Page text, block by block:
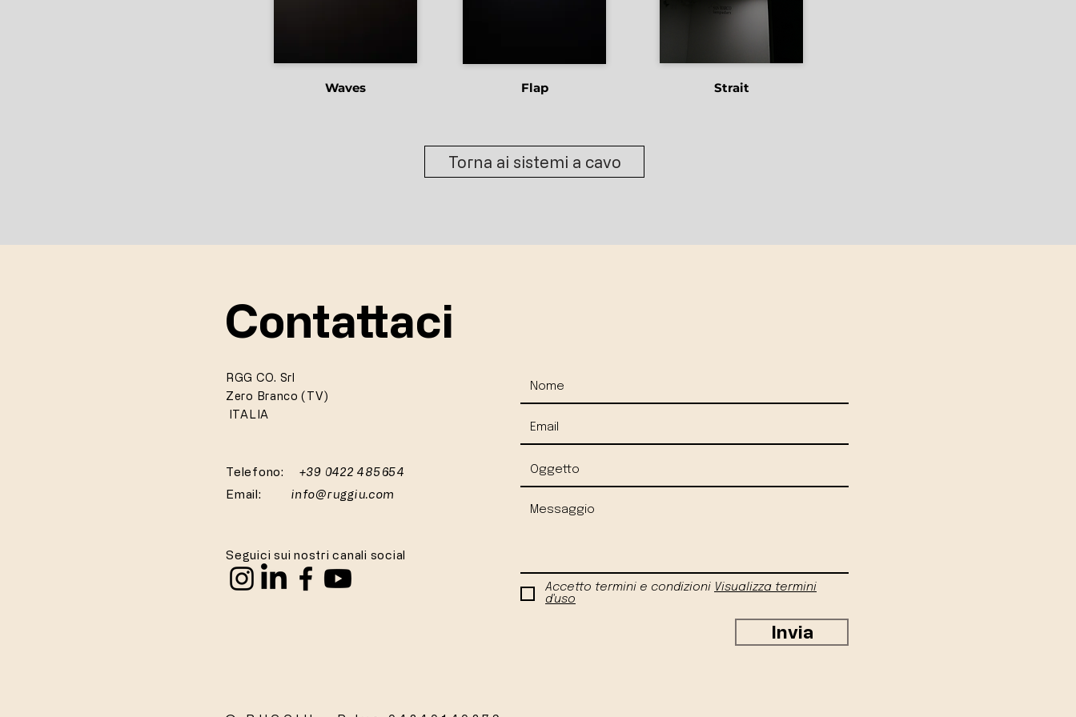
Waves Flap Strait
Torna ai sistemi a cavo
Contattaci
RGG CO. Srl
Zero Branco (TV)
ITALIA
Telefono:
+39 0422 485654
Email: info@ruggiu.com
Seguici sui nostri canali social
Accetto termini e condizioni Visualizza termini
d'uso
Invia